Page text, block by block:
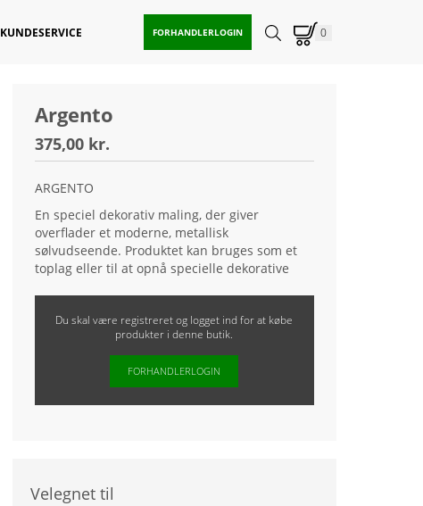
KUNDESERVICE FORHANDLERLOGIN 0
Argento
375,00 kr.
ARGENTO
En speciel dekorativ maling, der giver
overflader et moderne, metallisk
sølvudseende. Produktet kan bruges som et
toplag eller til at opnå specielle dekorative
dekoration af træelementer, f.eks. statuer,
billedrammer etc. Efter tørring er laget
vaskbart. Malingen er økologisk, sikker at
bruge, miljøvenlig og indeholder ikke
opløsningsmidler.
Du skal være registreret og logget ind for at købe
produkter i denne butik.
FORHANDLERLOGIN
Velegnet til